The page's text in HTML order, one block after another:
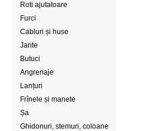
Roti ajutatoare
Furci
Cabluri și huse
Jante
Butuci
Angrenaje
Lanțuri
Frînele și manete
Șa
Ghidonuri, stemuri, coloane